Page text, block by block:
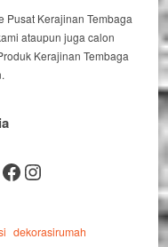
Pusat Kerajinan Tembaga
ataupun juga calon
Kerajinan Tembaga
Facebook
Instagram
dekorasirumah